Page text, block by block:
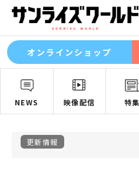
オンラインショップ
NEWS 映像配信 特集
更新情報